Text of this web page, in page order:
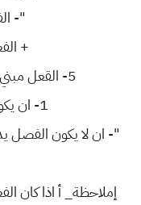
"-
+
5- القعل مبني للمعلوم (غبر مبني للمجهول)
1- ان يكون الفعل قابل للتفاوت '
"- ان لا يكون الفصل
إملاحظة_ أ اذا كان